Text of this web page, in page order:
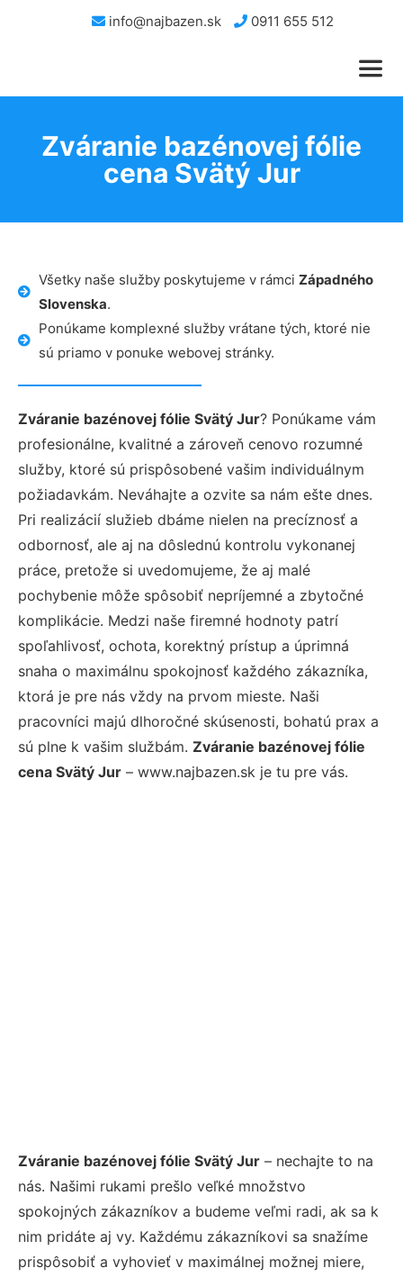
info@najbazen.sk 0911 655 512
Zváranie bazénovej fólie
cena Svätý Jur
Všetky naše služby poskytujeme v rámci Západného
Slovenska.
Ponúkame komplexné služby vrátane tých, ktoré nie
sú priamo v ponuke webovej stránky.
Zváranie bazénovej fólie Svätý Jur? Ponúkame vám
profesionálne, kvalitné a zároveň cenovo rozumné
služby, ktoré sú prispôsobené vašim individuálnym
požiadavkám. Neváhajte a ozvite sa nám ešte dnes.
Pri realizácií služieb dbáme nielen na precíznosť a
odbornosť, ale aj na dôslednú kontrolu vykonanej
práce, pretože si uvedomujeme, že aj malé
pochybenie môže spôsobiť nepríjemné a zbytočné
komplikácie. Medzi naše firemné hodnoty patrí
spoľahlivosť, ochota, korektný prístup a úprimná
snaha o maximálnu spokojnosť každého zákazníka,
ktorá je pre nás vždy na prvom mieste. Naši
pracovníci majú dlhoročné skúsenosti, bohatú prax a
sú plne k vašim službám. Zváranie bazénovej fólie
cena Svätý Jur – www.najbazen.sk je tu pre vás.
Zváranie bazénovej fólie Svätý Jur – nechajte to na
nás. Našimi rukami prešlo veľké množstvo
spokojných zákazníkov a budeme veľmi radi, ak sa k
nim pridáte aj vy. Každému zákazníkovi sa snažíme
prispôsobiť a vyhovieť v maximálnej možnej miere,